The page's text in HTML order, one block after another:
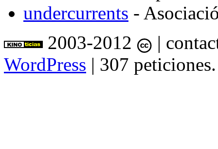
undercurrents -
2003-2012
|
WordPress | 307